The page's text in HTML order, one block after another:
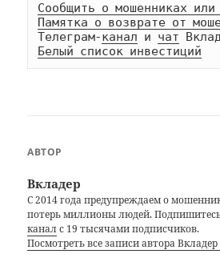
Сообщить о мошенниках или
Памятка о возврате от
Телеграм-канал и чат
Белый список инвестиций
АВТОР
Вкладер
С 2014 года предупреждаем о
потерь миллионы людей.
каналс 19 тысячами подписчиков.
Посмотреть все записи автора Вкладер